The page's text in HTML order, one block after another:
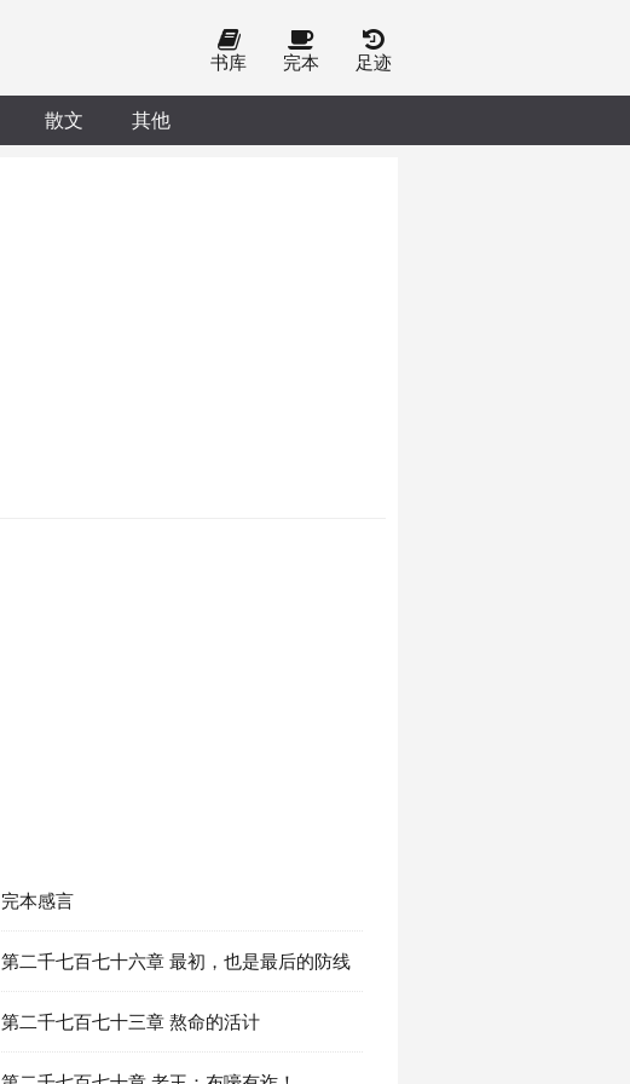
书库 完本 足迹
散文 其他
完本感言
第二千七百七十六章 最初，也是最后的防线
第二千七百七十三章 熬命的活计